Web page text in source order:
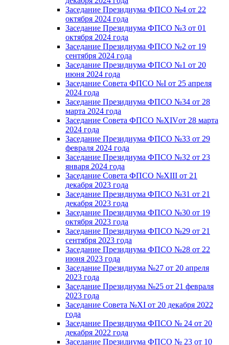
Заседание Президиума ФПСО №4 от 22
октября 2024 года
Заседание Президиума ФПСО №3 от 01
октября 2024 года
Заседание Президиума ФПСО №2 от 19
сентября 2024 года
Заседание Президиума ФПСО №1 от 20
июня 2024 года
Заседание Совета ФПСО №I от 25 апреля
2024 года
Заседание Президиума ФПСО №34 от 28
марта 2024 года
Заседание Совета ФПСО №XIVот 28 марта
2024 года
Заседание Президиума ФПСО №33 от 29
февраля 2024 года
Заседание Президиума ФПСО №32 от 23
января 2024 года
Заседание Совета ФПСО №XIII от 21
декабря 2023 года
Заседание Президиума ФПСО №31 от 21
декабря 2023 года
Заседание Президиума ФПСО №30 от 19
октября 2023 года
Заседание Президиума ФПСО №29 от 21
сентября 2023 года
Заседание Президиума ФПСО №28 от 22
июня 2023 года
Заседание Президиума №27 от 20 апреля
2023 года
Заседание Президиума №25 от 21 февраля
2023 года
Заседание Совета №XI от 20 декабря 2022
года
Заседание Президиума ФПСО № 24 от 20
декабря 2022 года
Заседание Президиума ФПСО № 23 от 10